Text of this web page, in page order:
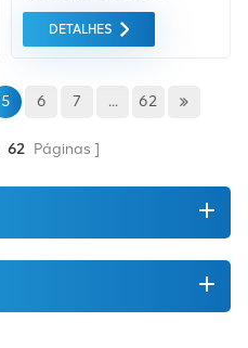
TU8GCK1945
DETALHES
5 6 7 ... 62
62 Páginas